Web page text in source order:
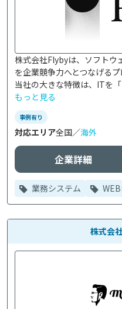
株式会社Flybyは、ソフトウ
を企業競争力へとつなげる
当社の大きな特徴は、ITを
もっと見る
事例有り
対応エリア全国／海外
企業詳細
業務システム
株式会